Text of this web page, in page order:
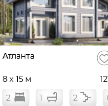
Атланта
8 x 15 м
2 1 2